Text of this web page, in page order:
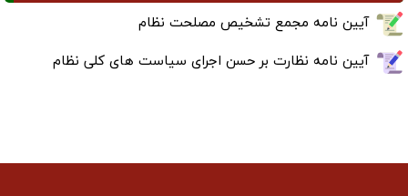
آیین نامه مجمع تشخیص مصلحت نظام
آیین نامه نظارت بر حسن اجرای سیاست های کلی نظام